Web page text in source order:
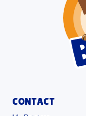
CONTACT